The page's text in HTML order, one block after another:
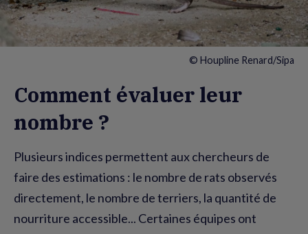
Comment évaluer leur
nombre ?
Plusieurs indices permettent aux chercheurs de
faire des estimations : le nombre de rats observés
directement, le nombre de terriers, la quantité de
nourriture accessible... Certaines équipes ont
© Houpline Renard/Sipa